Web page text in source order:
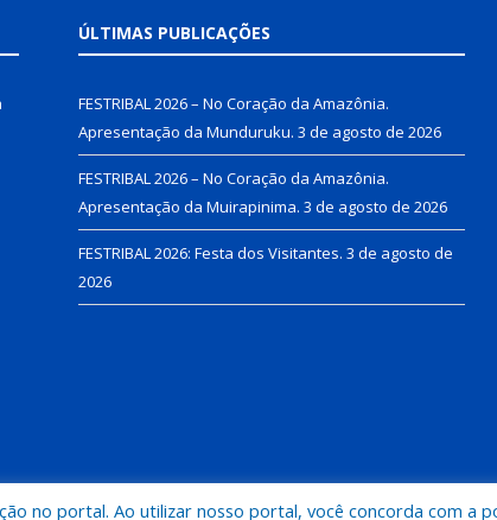
ÚLTIMAS PUBLICAÇÕES
FESTRIBAL 2026 – No Coração da Amazônia.
Apresentação da Munduruku. 3 de agosto de 2026
FESTRIBAL 2026 – No Coração da Amazônia.
Apresentação da Muirapinima. 3 de agosto de 2026
FESTRIBAL 2026: Festa dos Visitantes. 3 de agosto de
2026
no portal. Ao utilizar nosso portal, você concorda com a